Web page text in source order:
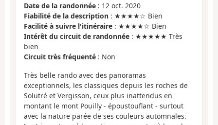
Date de la randonnée : 12 oct. 2020
Fiabilité de la description : ★★★★☆ Bien
Facilité à suivre l'itinéraire : ★★★★☆ Bien
Intérêt du circuit de randonnée : ★★★★★ Très
bien
Circuit très fréquenté : Non
Très belle rando avec des panoramas
exceptionnels, les classiques depuis les roches de
Solutré et Vergisson, ceux plus inattendus en
montant le mont Pouilly - époustouflant - surtout
avec la nature parée de ses couleurs automnales.